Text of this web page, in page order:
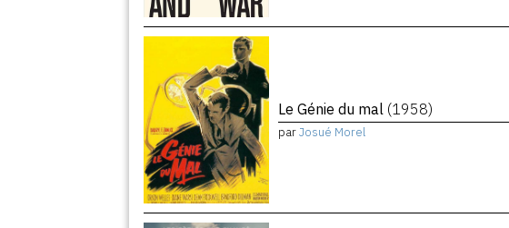
Le Génie du mal (1958)
parJosué Morel